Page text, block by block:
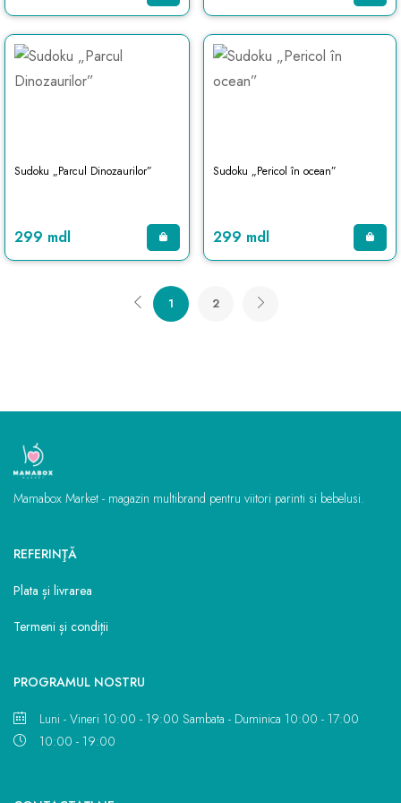
Sudoku „Parcul Dinozaurilor”
299 mdl
Sudoku „Pericol în ocean”
299 mdl
1 2
Mamabox Market - magazin multibrand pentru viitori parinti si bebelusi.
REFERINŢĂ
Plata și livrarea
Termeni și condiții
PROGRAMUL NOSTRU
Luni - Vineri 10:00 - 19:00 Sambata - Duminica 10:00 - 17:00
10:00 - 19:00